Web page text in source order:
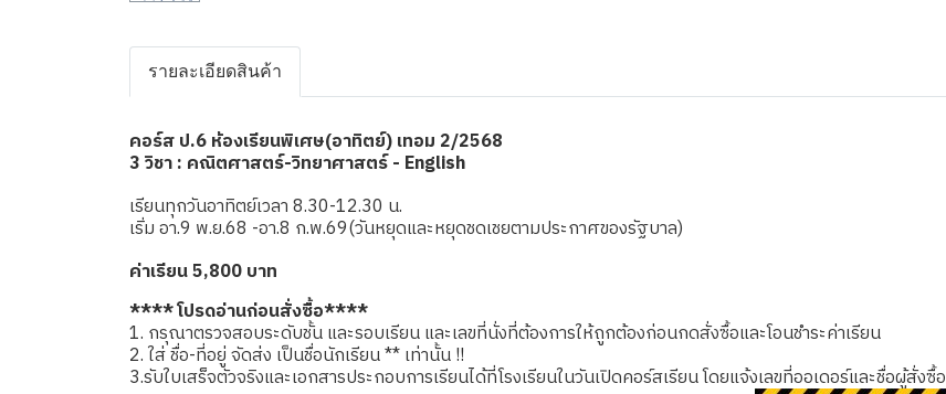
รายละเอียดสินค้า
คอร์ส ป.6 ห้องเรียนพิเศษ(อาทิตย์) เทอม 2/2568
3 วิชา : คณิตศาสตร์-วิทยาศาสตร์ - English
เรียนทุกวันอาทิตย์เวลา 8.30-12.30 น.
เริ่ม อา.9 พ.ย.68 -อา.8 ก.พ.69(วันหยุดและหยุดชดเชยตามประกาศของรัฐบาล)
ค่าเรียน 5,800 บาท
**** โปรดอ่านก่อนสั่งซื้อ****
1. กรุณาตรวจสอบระดับชั้น และรอบเรียน และเลขที่นั่งที่ต้องการให้ถูกต้องก่อนกดสั่งซื้อและโอนชำระค่าเรียน
2. ใส่ ชื่อ-ที่อยู่ จัดส่ง เป็นชื่อนักเรียน ** เท่านั้น !!
3.รับใบเสร็จตัวจริงและเอกสารประกอบการเรียนได้ที่โรงเรียนในวันเปิดคอร์สเรียน โดยแจ้งเลขที่ออเดอร์และชื่อผู้สั่งซื้อ